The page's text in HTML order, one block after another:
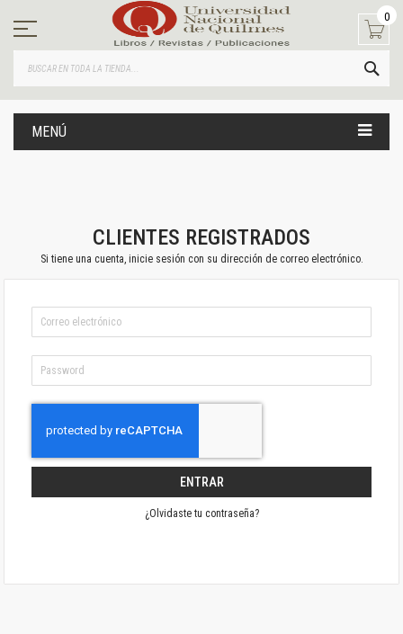
contenido
0
MENÚ
CLIENTES REGISTRADOS
Si tiene una cuenta, inicie sesión con su dirección de correo electrónico.
ENTRAR
¿Olvidaste tu contraseña?